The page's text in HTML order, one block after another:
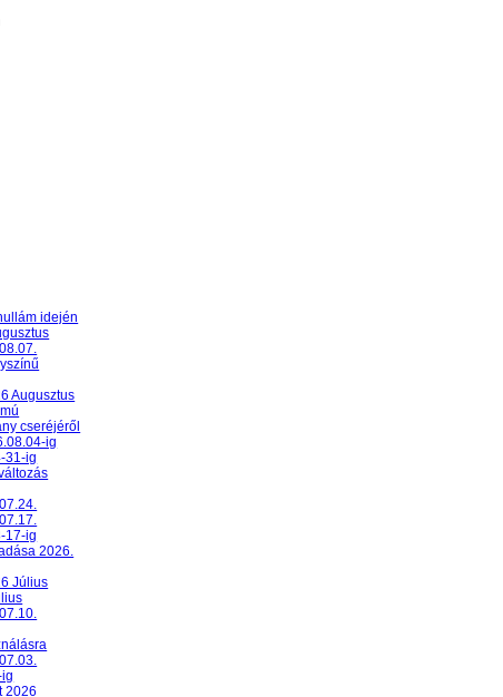
idején
Augusztus
cseréjéről
ig
31-ig
17-ig
2026.
Július
2026